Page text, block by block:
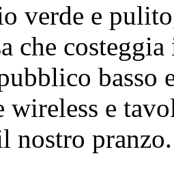
verde e
che
basso
wireless e
nostro pranzo.